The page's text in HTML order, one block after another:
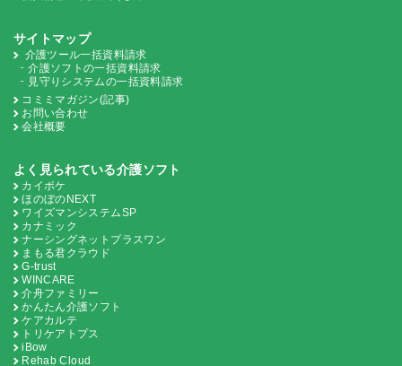
サイトマップ
介護ツール一括資料請求
介護ソフトの一括資料請求
見守りシステムの一括資料請求
コミミマガジン(記事)
お問い合わせ
会社概要
よく見られている介護ソフト
カイポケ
ほのぼのNEXT
ワイズマンシステムSP
カナミック
ナーシングネットプラスワン
まもる君クラウド
G-trust
WINCARE
介舟ファミリー
かんたん介護ソフト
ケアカルテ
トリケアトプス
iBow
Rehab Cloud